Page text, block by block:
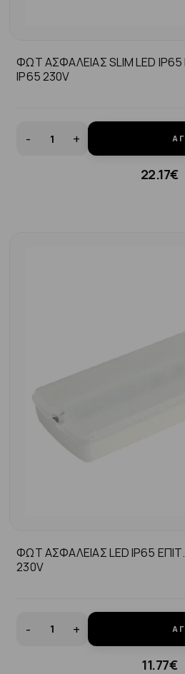
ΦΩΤ ΑΣΦΑΛΕΙΑΣ SLIM LED IP65
IP65 230V
- +
22.17€
ΦΩΤ ΑΣΦΑΛΕΙΑΣ LED IP65
230V
- +
11.77€